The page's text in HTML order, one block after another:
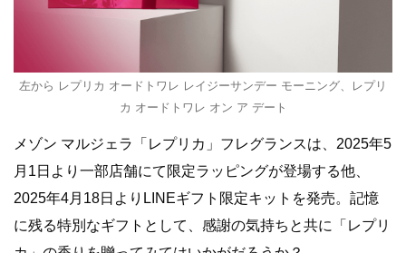
左から レプリカ オードトワレ レイジーサンデー モーニング、レプリ
カ オードトワレ オン ア デート
メゾン マルジェラ「レプリカ」フレグランスは、2025年5
月1日より一部店舗にて限定ラッピングが登場する他、
2025年4月18日よりLINEギフト限定キットを発売。記憶
に残る特別なギフトとして、感謝の気持ちと共に「レプリ